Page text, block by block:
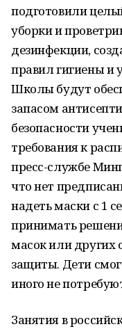
подготовили
уборки и
дезинфекции,
правил гигиены и
Школы будут
запасом
безопасности
требования к
пресс-службе
что нет
надеть маски с 1
принимать
масок или других
защиты. Дети
иного не
Занятия в